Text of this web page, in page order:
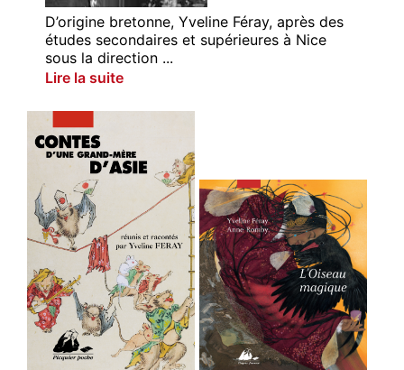
D’origine bretonne, Yveline Féray, après des
études secondaires et supérieures à Nice
sous la direction ...
Lire la suite